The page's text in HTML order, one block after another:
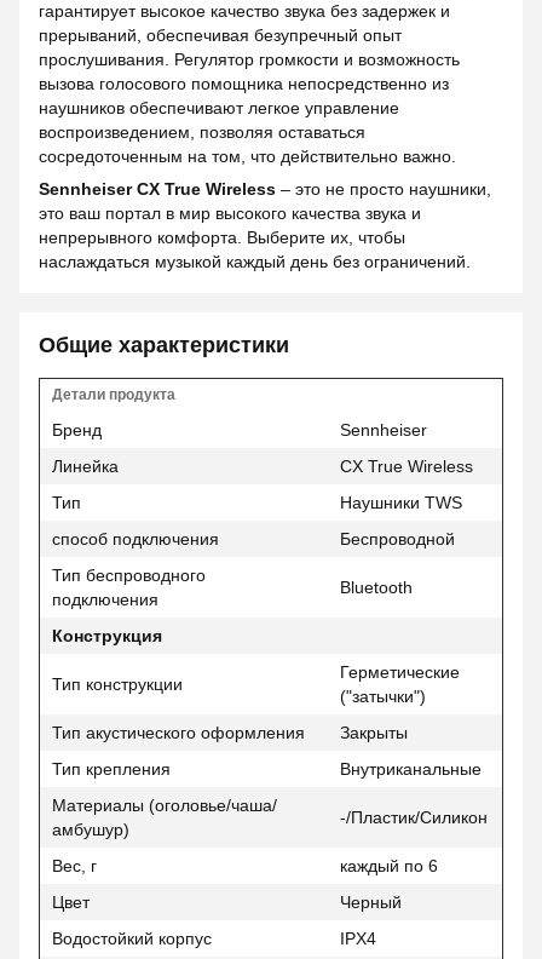
гарантирует высокое качество звука без задержек и
прерываний, обеспечивая безупречный опыт
прослушивания. Регулятор громкости и возможность
вызова голосового помощника непосредственно из
наушников обеспечивают легкое управление
воспроизведением, позволяя оставаться
сосредоточенным на том, что действительно важно.
Sennheiser CX True Wireless – это не просто наушники,
это ваш портал в мир высокого качества звука и
непрерывного комфорта. Выберите их, чтобы
наслаждаться музыкой каждый день без ограничений.
Общие характеристики
Детали продукта
Бренд
Sennheiser
Линейка
CX True Wireless
Тип
Наушники TWS
способ подключения
Беспроводной
Тип беспроводного
подключения
Bluetooth
Конструкция
Тип конструкции
Герметические
("затычки")
Тип акустического оформления
Закрыты
Тип крепления
Внутриканальные
Материалы (оголовье/чаша/
амбушур)
-/Пластик/Силикон
Вес, г
каждый по 6
Цвет
Черный
Водостойкий корпус
IPX4